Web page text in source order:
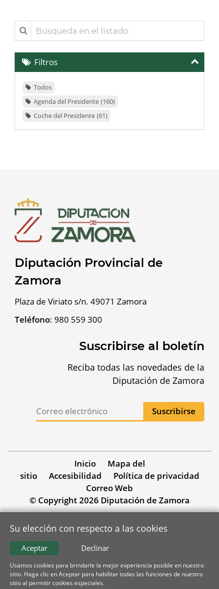
Búsqueda
en
el
listadoFiltros
Todos
Agenda del Presidente 160
Coche del Presidente 61
Diputación Provincial de
Zamora
Plaza de Viriato s/n. 49071 Zamora
Teléfono: 980 559 300
Suscribirse al boletín
Reciba todas las novedades de la
Diputación de Zamora
Inicio
Mapa del
sitio
Accesibilidad
Política de privacidad
Correo Web
© Copyright 2026 Diputación de Zamora
Su elección con respecto a las cookies
Declinar
Aceptar
Usamos cookies para brindarle la mejor experiencia posible en nuestro
sitio. Haga clic en Aceptar para habilitar todas las funciones de nuestro
sitio al permitir cookies especiales.